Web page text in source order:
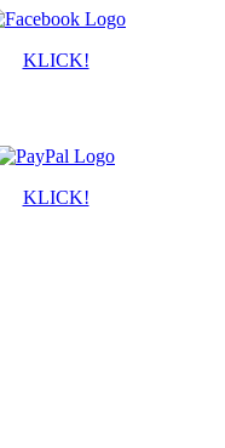
KLICK!
KLICK!